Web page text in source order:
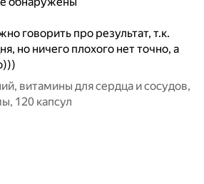
говорить про результат, т.к.
но ничего плохого нет точно, а
витамины для сердца и сосудов,
120 капсул